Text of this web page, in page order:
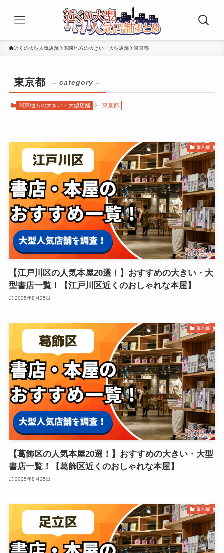
近くの大型人気店舗 関東地方の大きい・大型店舗 東京都
東京都 – category –
関東地方の大きい・大型店舗 東京都
東京都
【江戸川区の人気本屋20選！】おすすめの大きい・大
型書店一覧！【江戸川区近くのおしゃれな本屋】
2025年8月25日
東京都
【葛飾区の人気本屋20選！】おすすめの大きい・大型
書店一覧！【葛飾区近くのおしゃれな本屋】
2025年8月25日
東京都